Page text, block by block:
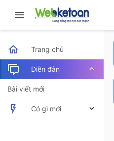
Trang chủ
Diễn đàn
Bài viết mới
Có gì mới